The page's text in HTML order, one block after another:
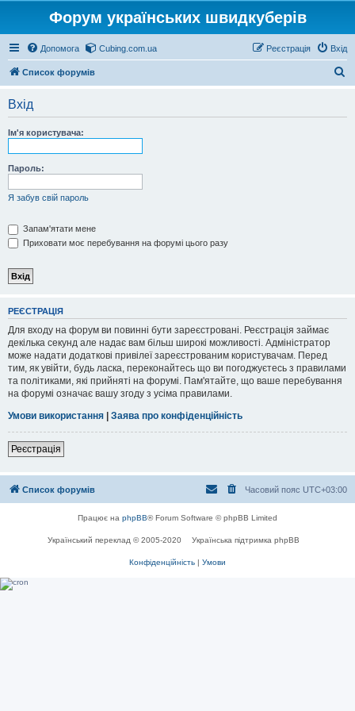
Форум українських швидкуберів
Допомога Cubing.com.ua Вхід
Реєстрація
Список форумів
Вхід
Ім'я користувача:
Пароль:
Я забув свій пароль
Запам'ятати мене
Приховати моє перебування на форумі цього разу
РЕЄСТРАЦІЯ
Для входу на форум ви повинні бути зареєстровані. Реєстрація займає
декілька секунд але надає вам більш широкі можливості. Адміністратор
може надати додаткові привілеї зареєстрованим користувачам. Перед
тим, як увійти, будь ласка, переконайтесь що ви погоджуєтесь з правилами
та політиками, які прийняті на форумі. Пам'ятайте, що ваше перебування
на форумі означає вашу згоду з усіма правилами.
Умови використання | Заява про конфіденційність
Реєстрація
Список форумів Часовий пояс UTC+03:00
Працює на phpBB® Forum Software © phpBB Limited
Український переклад © 2005-2020 Українська підтримка phpBB
Конфіденційність | Умови